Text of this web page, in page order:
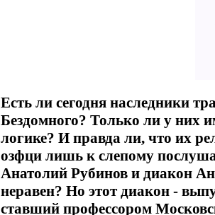
Есть ли сегодня наследники
Бездомного? Только ли у них
логике? И правда ли, что их
озфци лишь к слепому
Анатолий Рубинов и диакон
неравен? Но этот диакон -
ставший профессором